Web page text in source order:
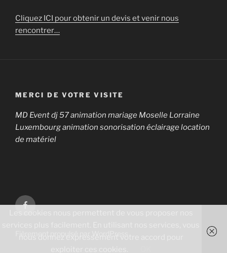
Cliquez ICI pour obtenir un devis et venir nous
rencontrer…
MERCI DE VOTRE VISITE
MD Event dj 57 animation mariage Moselle Lorraine
Luxembourg animation sonorisation éclairage location
de matériel
Facebook